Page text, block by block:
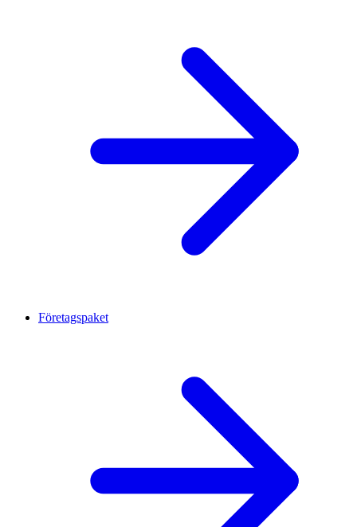
Företagspaket